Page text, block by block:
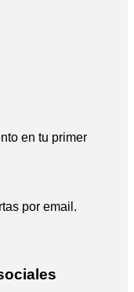
en tu primer
por email.